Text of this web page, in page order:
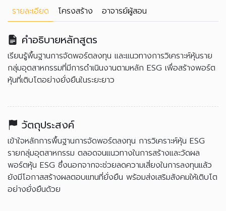
รายละเอียด โครงสร้าง อาจารย์ผู้สอน
คำอธิบายหลักสูตร
เรียนรู้พื้นฐานการจัดพอร์ตลงทุน และแนวทางการวิเคราะห์หุ้นราย
กลุ่มอุตสาหกรรมที่มีการดำเนินงานตามหลัก ESG เพื่อสร้างพอร์ต
หุ้นที่เติบโตอย่างยั่งยืนในระยะยาว
วัตถุประสงค์
เข้าใจหลักการพื้นฐานการจัดพอร์ตลงทุน การวิเคราะห์หุ้น ESG
รายกลุ่มอุตสาหกรรม ตลอดจนแนวทางในการสร้างและวัดผล
พอร์ตหุ้น ESG ซึ่งนอกจากจะช่วยลดความเสี่ยงในการลงทุนแล้ว
ยังมีโอกาสสร้างผลตอบแทนที่ยั่งยืน พร้อมส่งเสริมสังคมให้เติบโต
อย่างยั่งยืนด้วย